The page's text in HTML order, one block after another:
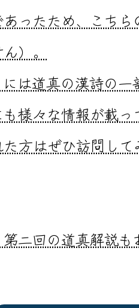
あったため、こち
）。
は道真の漢詩の一
様々な情報が載
方はぜひ訪問し
二回の道真解説も